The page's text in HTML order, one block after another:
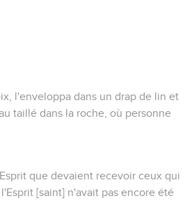
l'enveloppa dans un drap de lin et
taillé dans la roche, où personne
que devaient recevoir ceux qui
[saint] n'avait pas encore été